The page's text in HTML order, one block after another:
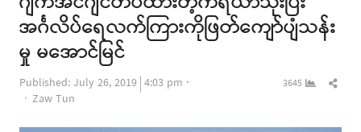
အင်္ဂလိပ်ရေလက်ကြားကိုဖြတ်ကျော်ပျံသန်း
မှု မအောင်မြင်
Published:July 26, 2019 4:03 pm
Author
Zaw Tun
3645